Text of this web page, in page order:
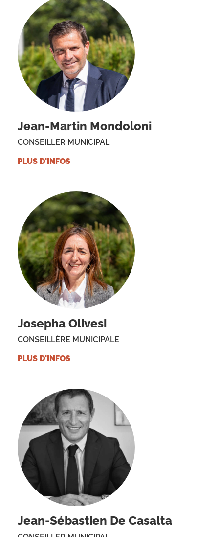
Jean-Martin Mondoloni
CONSEILLER MUNICIPAL
PLUS D'INFOS
Josepha Olivesi
CONSEILLÈRE MUNICIPALE
PLUS D'INFOS
Jean-Sébastien De Casalta